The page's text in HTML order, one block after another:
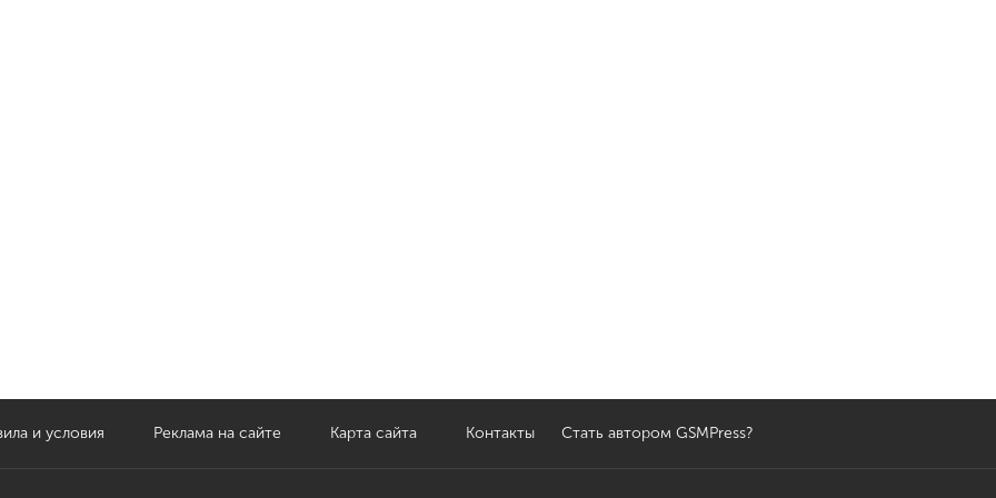
и условия Реклама на сайте Карта сайта Контакты Стать автором GSMPress?